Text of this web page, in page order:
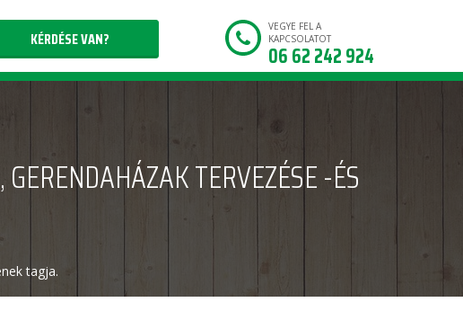
KÉRDÉSE VAN?
VEGYE FEL A
KAPCSOLATOT
06 62 242 924
TERVEZÉSE -ÉS
tagja.